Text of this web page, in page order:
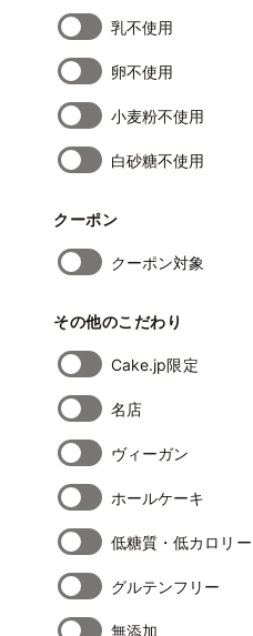
乳不使用
卵不使用
小麦粉不使用
白砂糖不使用
クーポン
クーポン対象
その他のこだわり
Cake.jp限定
名店
ヴィーガン
ホールケーキ
低糖質・低カロリー
グルテンフリー
無添加